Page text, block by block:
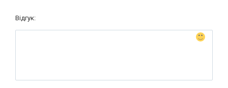
Відгук: